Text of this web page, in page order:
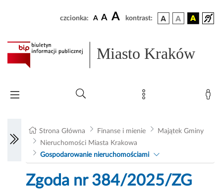
czcionka: A A A kontrast:
Miasto Kraków
Strona Główna Finanse i mienie
Majątek Gminy
Nieruchomości Miasta Krakowa
Gospodarowanie nieruchomościami
Zgoda nr 384/2025/ZG